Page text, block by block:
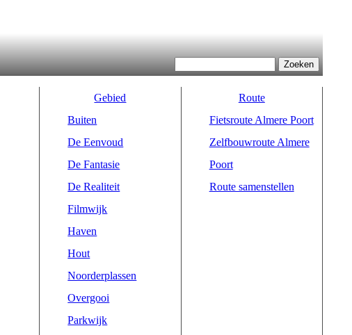
Zoekveld
Gebied
Buiten
De Eenvoud
De Fantasie
De Realiteit
Filmwijk
Haven
Hout
Noorderplassen
Overgooi
Parkwijk
Route
Fietsroute Almere Poort
Zelfbouwroute Almere
Poort
Route samenstellen